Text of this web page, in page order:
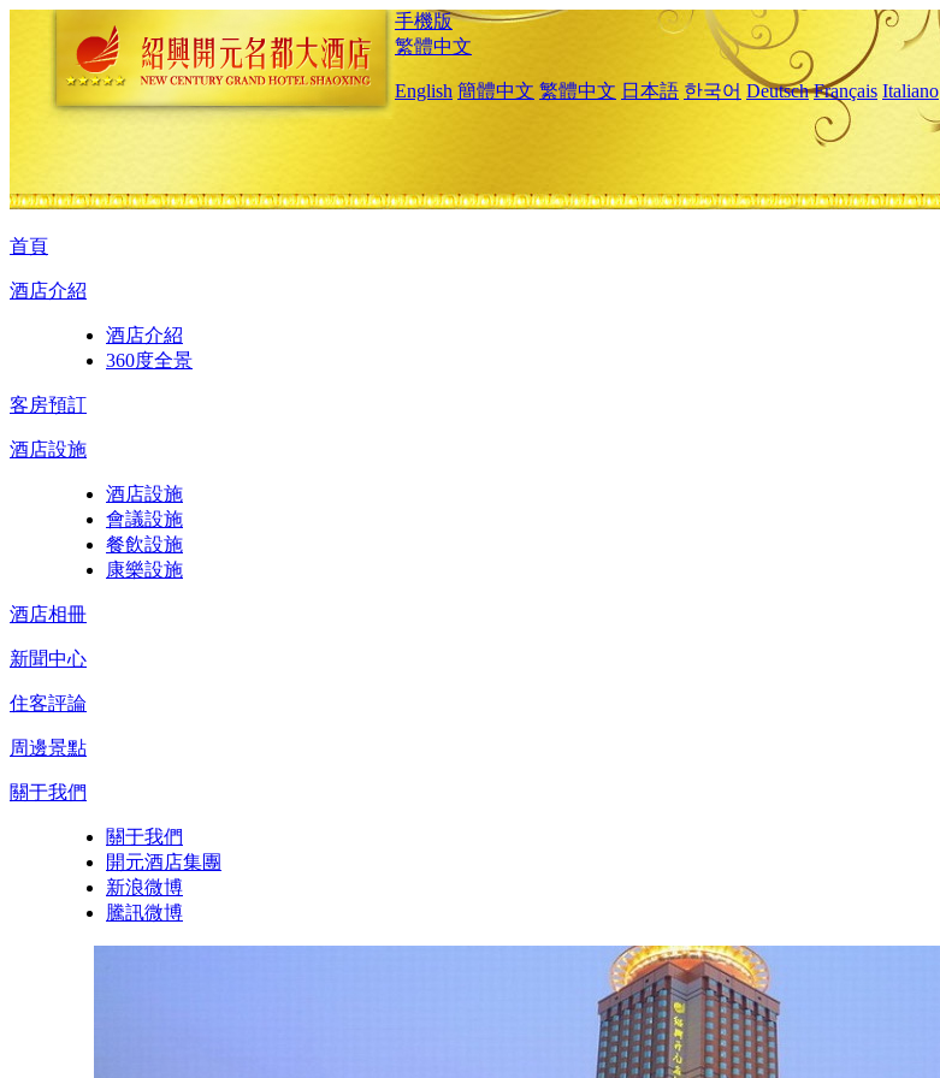
手機版
繁體中文
English 簡體中文 繁體中文 日本語 한국어 Deutsch Français Italiano
首頁
酒店介紹
酒店介紹
360度全景
客房預訂
酒店設施
酒店設施
會議設施
餐飲設施
康樂設施
酒店相冊
新聞中心
住客評論
周邊景點
關于我們
關于我們
開元酒店集團
新浪微博
騰訊微博